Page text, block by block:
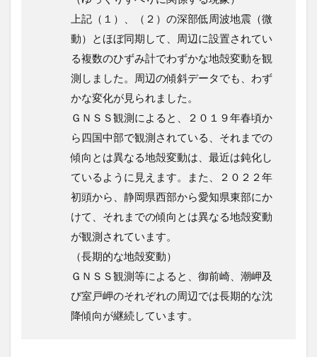
上記（１）、（２）の深部低周波地震（微
動）とほぼ同期して、周辺に設置されてい
る複数のひずみ計でわずかな地殻変動を観
測しました。周辺の傾斜データでも、わず
かな変化が見られました。
ＧＮＳＳ観測によると、２０１９年春頃か
ら四国中部で観測されている、それまでの
傾向とは異なる地殻変動は、最近は鈍化し
ているように見えます。また、２０２２年
初頭から、静岡県西部から愛知県東部にか
けて、それまでの傾向とは異なる地殻変動
が観測されています。
（長期的な地殻変動）
ＧＮＳＳ観測等によると、御前崎、潮岬及
び室戸岬のそれぞれの周辺では長期的な沈
降傾向が継続しています。